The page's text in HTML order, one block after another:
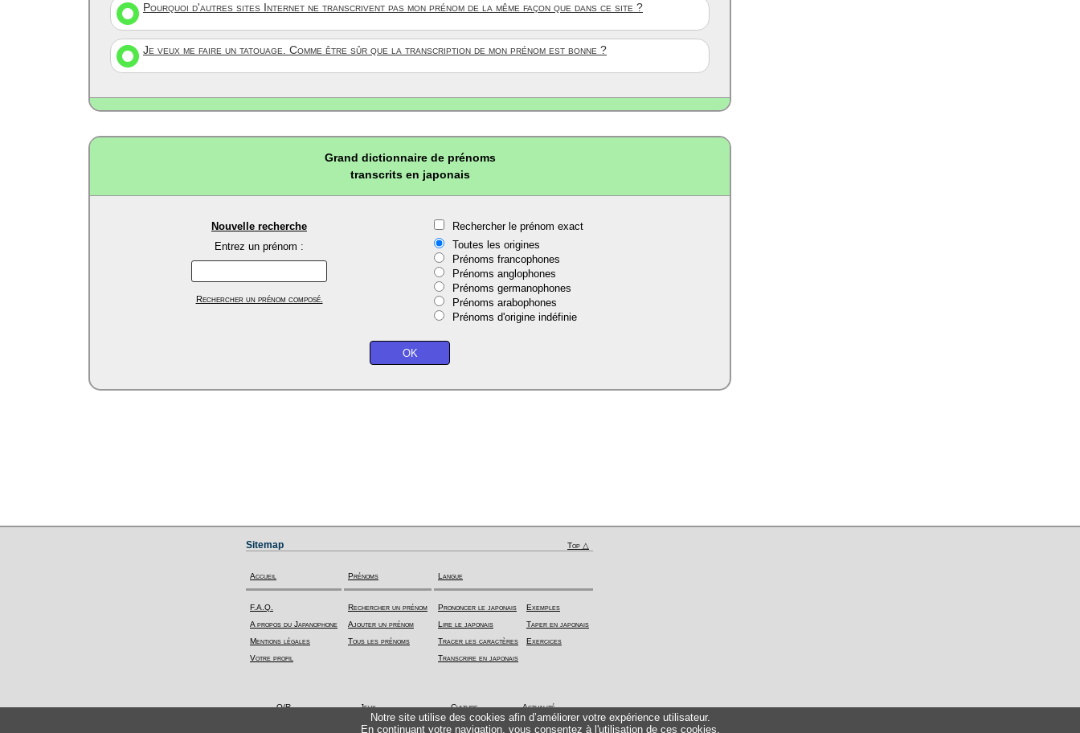
Pourquoi d'autres sites Internet ne transcrivent pas mon prénom de la même façon que dans ce site ?
Je veux me faire un tatouage. Comme être sûr que la transcription de mon prénom est bonne ?
Grand dictionnaire de prénoms
transcrits en japonais
Nouvelle recherche
Entrez un prénom :
Rechercher un prénom composé.
Rechercher le prénom exact
Toutes les origines
Prénoms francophones
Prénoms anglophones
Prénoms germanophones
Prénoms arabophones
Prénoms d'origine indéfinie
Notre site utilise des cookies afin d’améliorer votre expérience utilisateur.
En continuant votre navigation, vous consentez à l'utilisation de ces cookies.
Sitemap Top △
Accueil
F.A.Q.
A propos du Japanophone
Mentions légales
Votre profil
Prénoms
Rechercher un prénom
Ajouter un prénom
Tous les prénoms
Langue
Prononcer le japonais
Lire le japonais
Tracer les caractères
Transcrire en japonais
Exemples
Taper en japonais
Exercices
Q/R Jeux Culture Actualité